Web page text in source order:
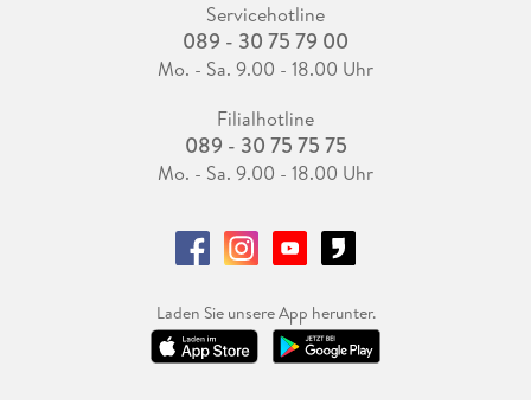
Servicehotline
089 - 30 75 79 00
Mo. - Sa. 9.00 - 18.00 Uhr
Filialhotline
089 - 30 75 75 75
Mo. - Sa. 9.00 - 18.00 Uhr
Laden Sie unsere App herunter.